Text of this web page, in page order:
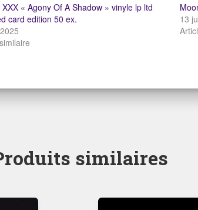
« Agony Of A Shadow » vinyle lp ltd
card edition 50 ex.
13
similaires